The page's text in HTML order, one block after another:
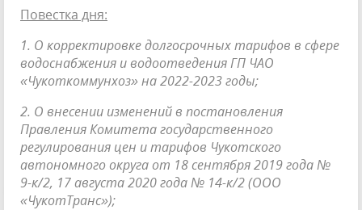
Повестка дня:
1. О корректировке долгосрочных тарифов в сфере
водоснабжения и водоотведения ГП ЧАО
«Чукоткоммунхоз» на 2022-2023 годы;
2. О внесении изменений в постановления
Правления Комитета государственного
регулирования цен и тарифов Чукотского
автономного округа от 18 сентября 2019 года №
9-к/2, 17 августа 2020 года № 14-к/2 (ООО
«ЧукотТранс»);